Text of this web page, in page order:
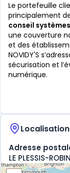
Le portefeuille
principalement
conseil
une couverture
et des
NOVIDY'S
sécurisation et
numérique.
Localisation
Adresse
LE PLESSIS-